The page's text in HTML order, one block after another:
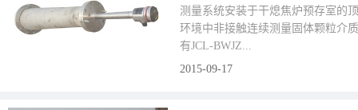
测量系统安装于干熄焦炉预存室的
环境中非接触连续测量固体颗粒介
有JCL-BWJZ...
2015-09-17